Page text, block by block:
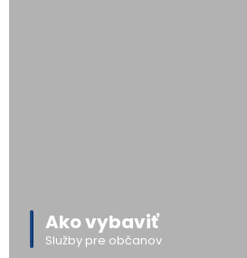
Ako vybaviť
Služby pre občanov